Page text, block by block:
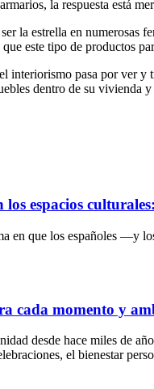
la respuesta está
la estrella en numerosas
este tipo de productos
interiorismo pasa por ver y
dentro de su vivienda
los espacios
en que los españoles —y
cada momento y
desde hace miles de
el bienestar